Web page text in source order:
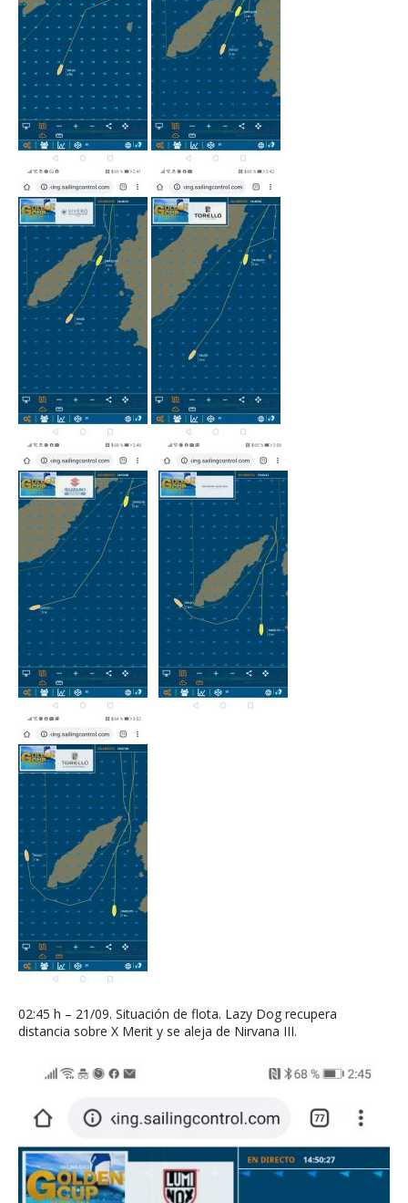
02:45 h – 21/09. Situación de flota. Lazy Dog recupera
distancia sobre X Merit y se aleja de Nirvana III.